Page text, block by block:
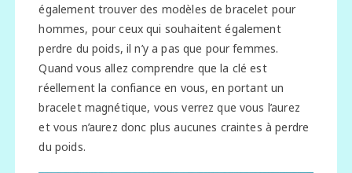
également trouver des modèles de bracelet pour
hommes, pour ceux qui souhaitent également
perdre du poids, il n’y a pas que pour femmes.
Quand vous allez comprendre que la clé est
réellement la confiance en vous, en portant un
bracelet magnétique, vous verrez que vous l’aurez
et vous n’aurez donc plus aucunes craintes à perdre
du poids.